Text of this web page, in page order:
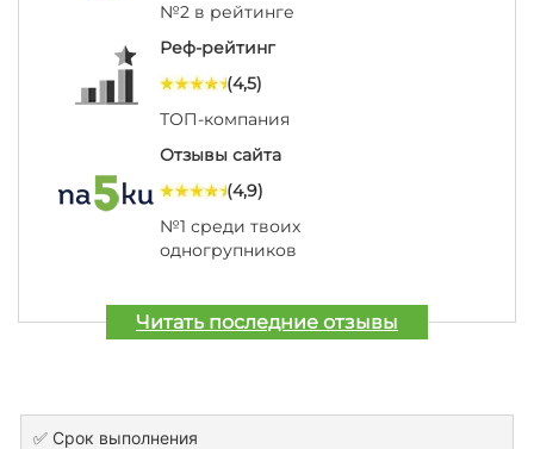
№2 в рейтинге
Реф-рейтинг
(4,5)
ТОП-компания
Отзывы сайта
(4,9)
№1 среди твоих
одногрупников
Читать последние отзывы
✅ Срок выполнения